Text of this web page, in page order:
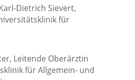
Dietrich Sievert,
für
Leitende Oberärztin
für Allgemein- und